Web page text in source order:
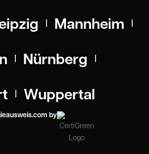
Mannheim
Nürnberg
Wuppertal
by